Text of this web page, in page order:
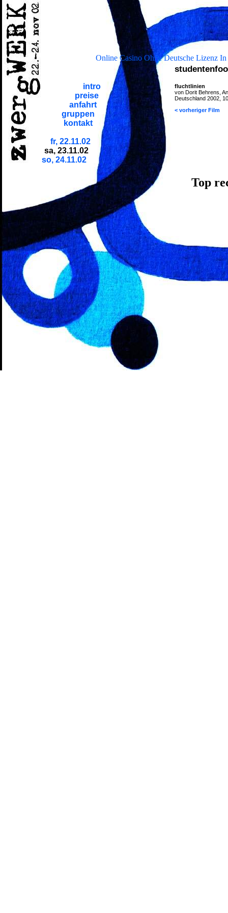
Online Casino Ohne Deutsche Lizenz In
intro
preise
anfahrt
gruppen
kontakt
fr, 22.11.02
sa, 23.11.02
so, 24.11.02
fluchtlinien
von Dorit Behrens,
Deutschland 2002,
< vorheriger Film
Top